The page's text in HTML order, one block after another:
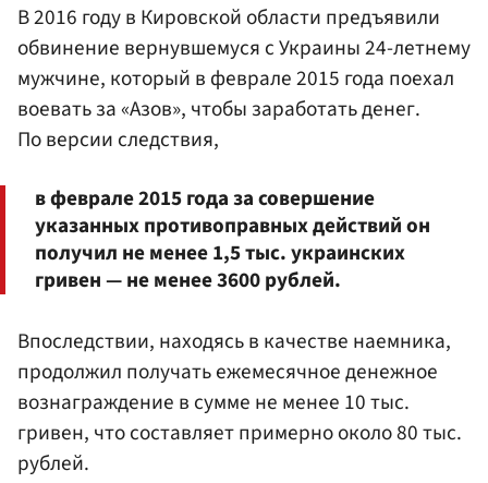
В 2016 году в Кировской области предъявили
обвинение вернувшемуся с Украины 24-летнему
мужчине, который в феврале 2015 года поехал
воевать за «Азов», чтобы заработать денег.
По версии следствия,
в феврале 2015 года за совершение
указанных противоправных действий он
получил не менее 1,5 тыс. украинских
гривен — не менее 3600 рублей.
Впоследствии, находясь в качестве наемника,
продолжил получать ежемесячное денежное
вознаграждение в сумме не менее 10 тыс.
гривен, что составляет примерно около 80 тыс.
рублей.